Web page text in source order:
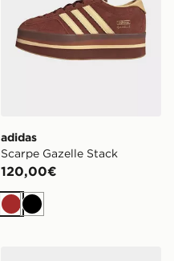
adidas
Scarpe Gazelle Stack
120,00€
Marrone
Nero